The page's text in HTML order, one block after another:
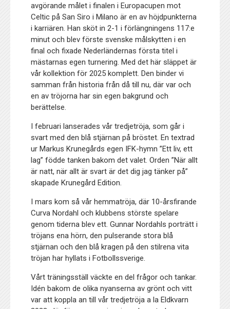
avgörande målet i finalen i Europacupen mot
Celtic på San Siro i Milano är en av höjdpunkterna
i karriären. Han sköt in 2-1 i förlängningens 117:e
minut och blev förste svenske målskytten i en
final och fixade Nederländernas första titel i
mästarnas egen turnering. Med det här släppet är
vår kollektion för 2025 komplett. Den binder vi
samman från historia från då till nu, där var och
en av tröjorna har sin egen bakgrund och
berättelse.
I februari lanserades vår tredjetröja, som går i
svart med den blå stjärnan på bröstet. En textrad
ur Markus Krunegårds egen IFK-hymn ”Ett liv, ett
lag” födde tanken bakom det valet. Orden ”När allt
är natt, när allt är svart är det dig jag tänker på”
skapade Krunegård Edition.
I mars kom så vår hemmatröja, där 10-årsfirande
Curva Nordahl och klubbens störste spelare
genom tiderna blev ett. Gunnar Nordahls porträtt i
tröjans ena hörn, den pulserande stora blå
stjärnan och den blå kragen på den stilrena vita
tröjan har hyllats i Fotbollssverige.
Vårt träningsställ väckte en del frågor och tankar.
Idén bakom de olika nyanserna av grönt och vitt
var att koppla an till vår tredjetröja a la Eldkvarn